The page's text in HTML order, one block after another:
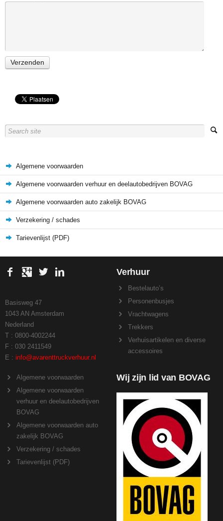
Algemene voorwaarden
Algemene voorwaarden verhuur en deelautobedrijven BOVAG
Algemene voorwaarden auto zakelijk BOVAG
Verzekering / schades
Tarievenlijst (PDF)
Basisweg 47
1043 AN Amsterdam
Nederland
T : 0800-4002244
F : 030 2411549
E : info@avarenttruckverhuur.nl
Verhuur
Bestelauto’s
Personenbusjes
Vrachtwagens
Trekkers
Verhuisartikelen en diverse
accessoires
Algemene voorwaarden
Algemene voorwaarden
verhuur en deelautobedrijven
BOVAG
Algemene voorwaarden auto
zakelijk BOVAG
Verzekering / schades
Tarievenlijst (PDF)
Wij zijn lid van BOVAG